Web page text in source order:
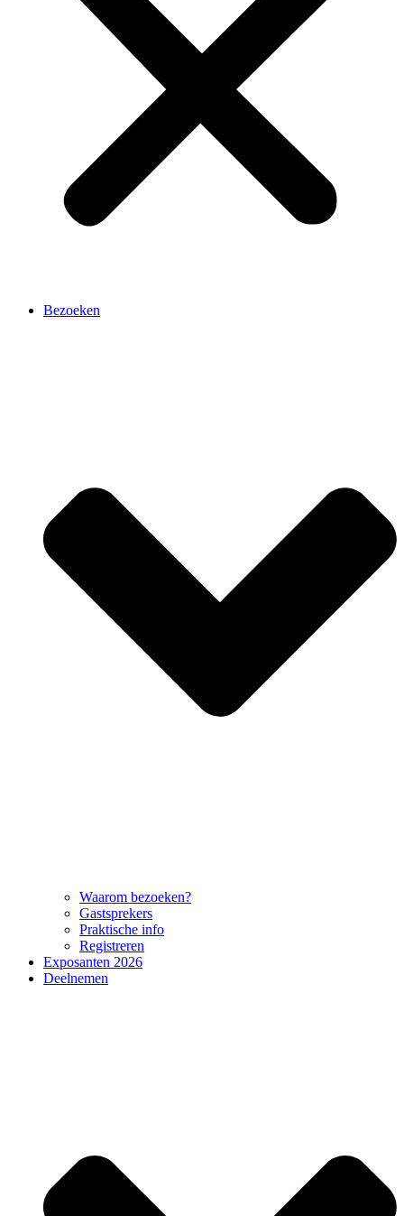
Bezoeken
Waarom bezoeken?
Gastsprekers
Praktische info
Registreren
Exposanten 2026
Deelnemen